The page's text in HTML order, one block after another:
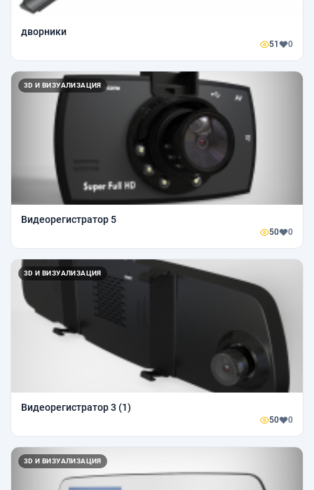
дворники
51 0
3D И ВИЗУАЛИЗАЦИЯ
Видеорегистратор 5
50 0
3D И ВИЗУАЛИЗАЦИЯ
Видеорегистратор 3 (1)
50 0
3D И ВИЗУАЛИЗАЦИЯ